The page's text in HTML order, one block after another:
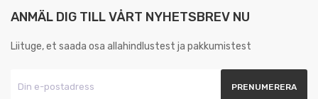
ANMÄL DIG TILL VÅRT NYHETSBREV NU
Liituge, et saada osa allahindlustest ja pakkumistest